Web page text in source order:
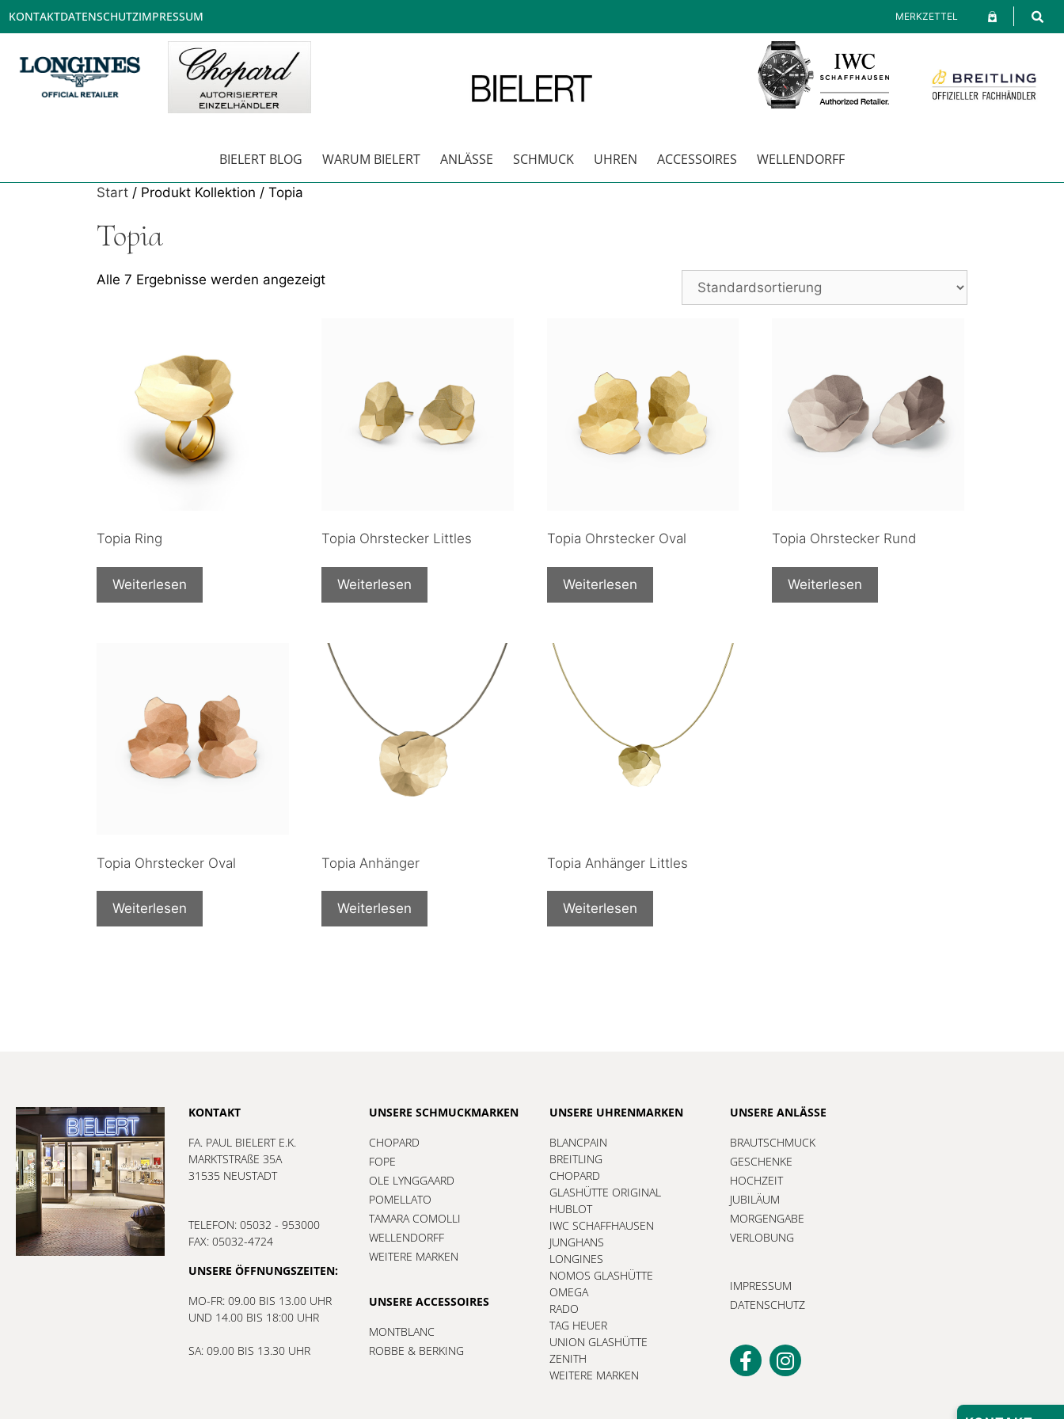
KONTAKTDATENSCHUTZIMPRESSUM MERKZETTEL
BIELERT BLOG WARUM BIELERT ANLÄSSE SCHMUCK UHREN ACCESSOIRES WELLENDORFF
Start / Produkt Kollektion / Topia
Topia
Alle 7 Ergebnisse werden angezeigt
Topia Ring
Weiterlesen
Topia Ohrstecker Littles
Weiterlesen
Topia Ohrstecker Oval
Weiterlesen
Topia Ohrstecker Rund
Weiterlesen
Topia Ohrstecker Oval
Weiterlesen
Topia Anhänger
Weiterlesen
Topia Anhänger Littles
Weiterlesen
KONTAKT
FA. PAUL BIELERT E.K.
MARKTSTRAßE 35A
31535 NEUSTADT
TELEFON: 05032 - 953000
FAX: 05032-4724
UNSERE ÖFFNUNGSZEITEN:
MO-FR: 09.00 BIS 13.00 UHR
UND 14.00 BIS 18:00 UHR
SA: 09.00 BIS 13.30 UHR
UNSERE SCHMUCKMARKEN
CHOPARD
FOPE
OLE LYNGGAARD
POMELLATO
TAMARA COMOLLI
WELLENDORFF
WEITERE MARKEN
UNSERE ACCESSOIRES
MONTBLANC
ROBBE & BERKING
UNSERE UHRENMARKEN
BLANCPAIN
BREITLING
CHOPARD
GLASHÜTTE ORIGINAL
HUBLOT
IWC SCHAFFHAUSEN
JUNGHANS
LONGINES
NOMOS GLASHÜTTE
OMEGA
RADO
TAG HEUER
UNION GLASHÜTTE
ZENITH
WEITERE MARKEN
UNSERE ANLÄSSE
BRAUTSCHMUCK
GESCHENKE
HOCHZEIT
JUBILÄUM
MORGENGABE
VERLOBUNG
IMPRESSUM
DATENSCHUTZ